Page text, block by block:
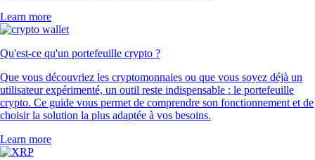
Learn more
Qu'est-ce qu'un portefeuille crypto ?
Que vous découvriez les cryptomonnaies ou que vous soyez déjà un
utilisateur expérimenté, un outil reste indispensable : le portefeuille
crypto. Ce guide vous permet de comprendre son fonctionnement et de
choisir la solution la plus adaptée à vos besoins.
Learn more